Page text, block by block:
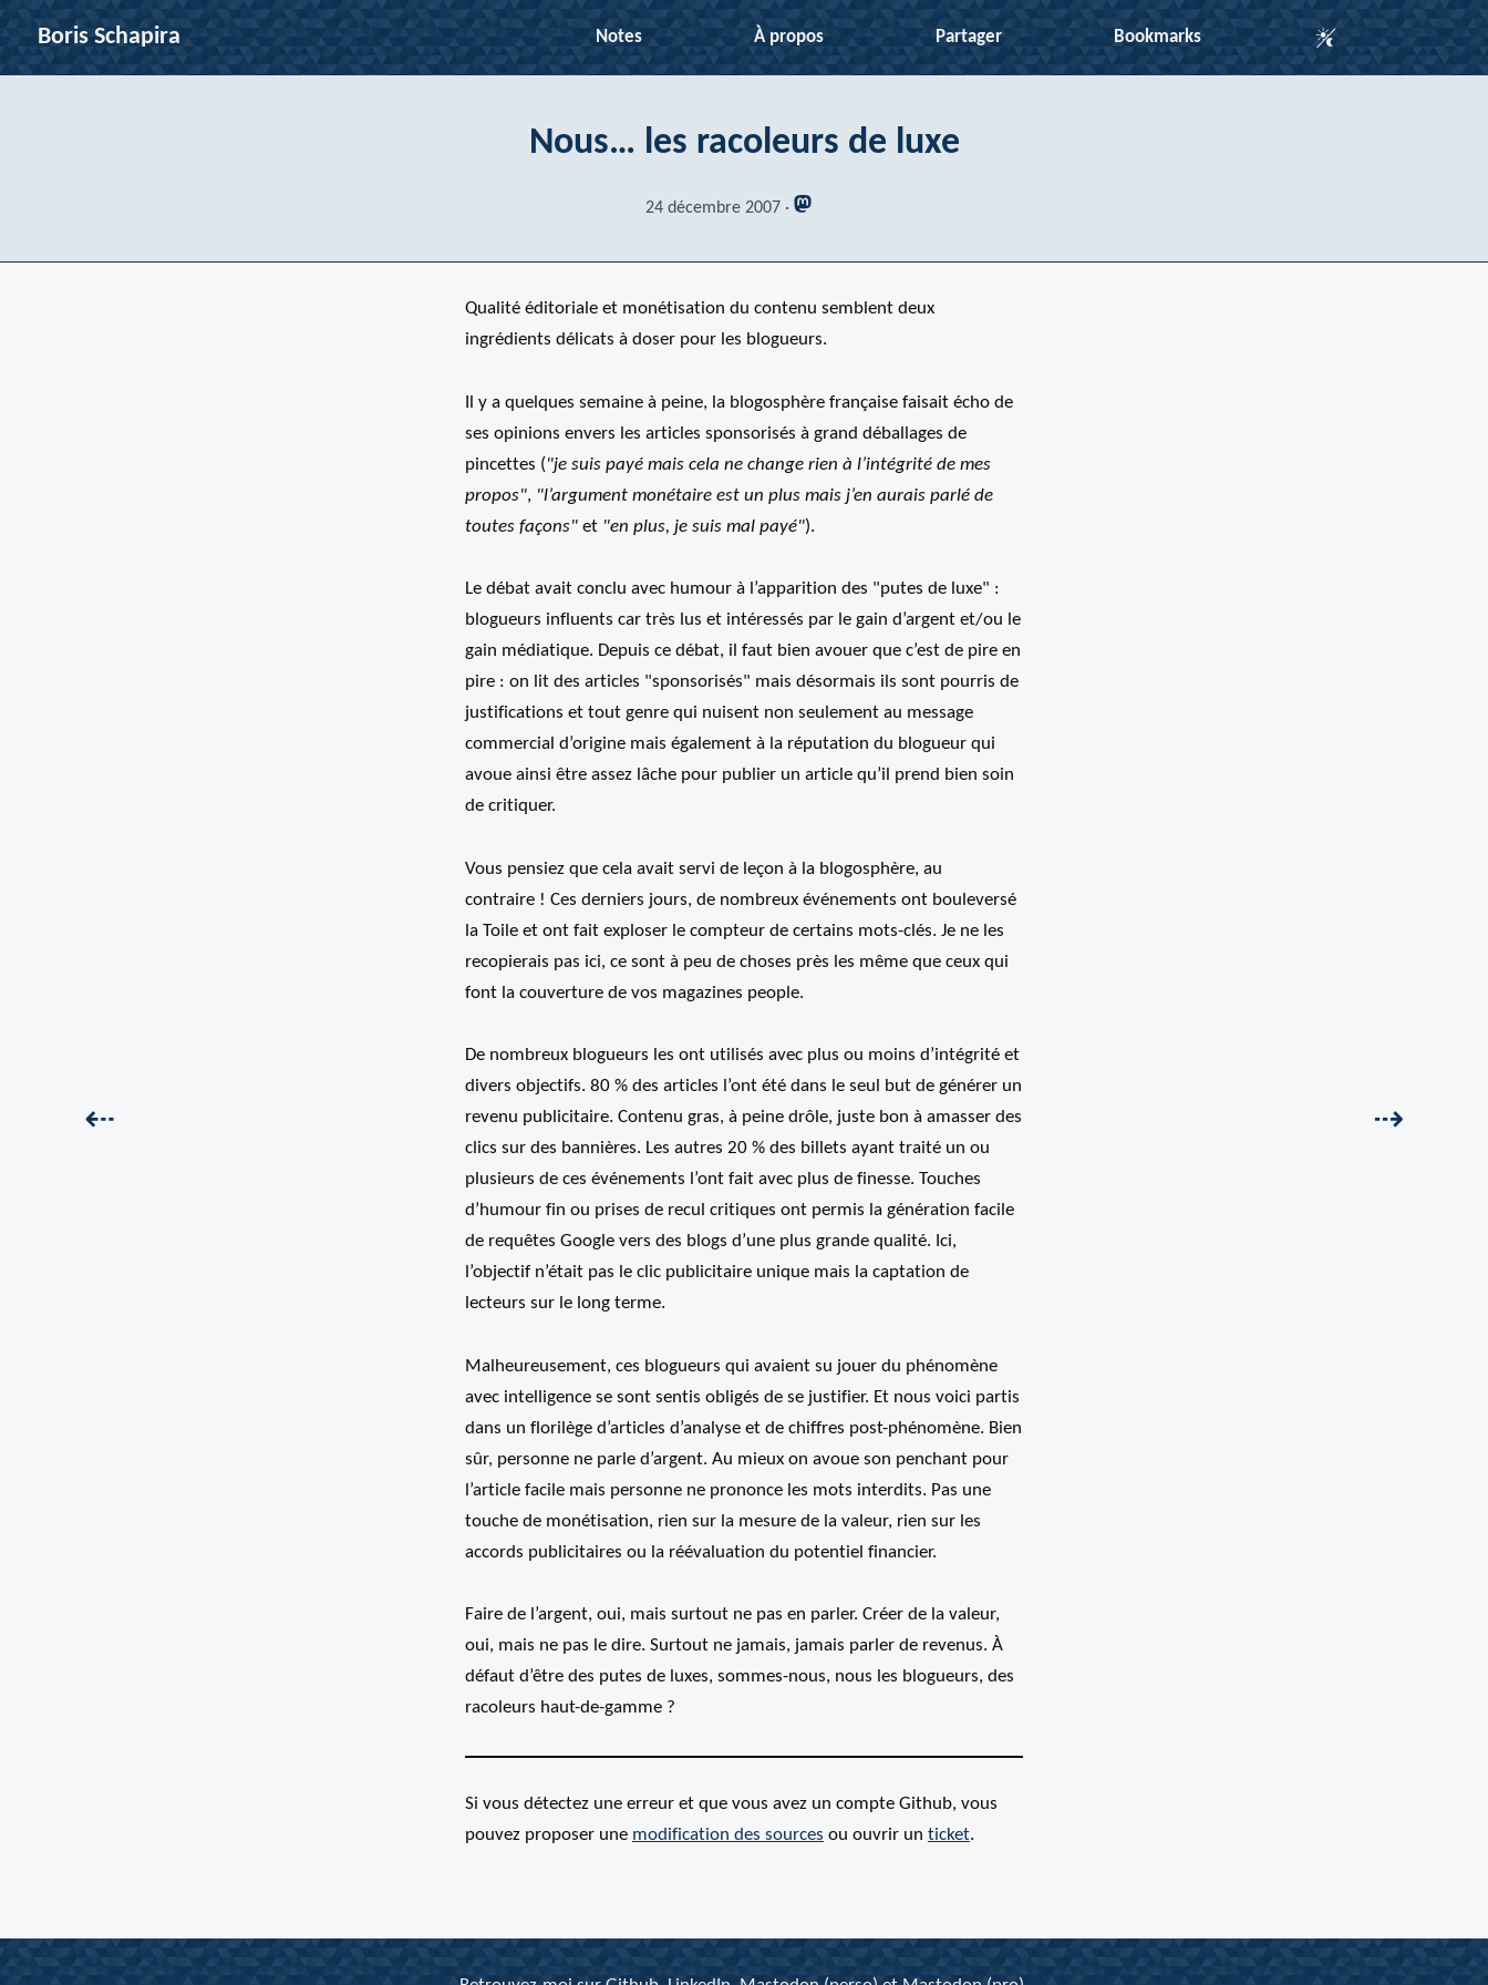
Boris Schapira Notes À propos Partager Bookmarks Auto Mode
Nous… les racoleurs de luxe
24 décembre 2007
Qualité éditoriale et monétisation du contenu semblent deux
ingrédients délicats à doser pour les blogueurs.
Il y a quelques semaine à peine, la blogosphère française faisait écho de
ses opinions envers les articles sponsorisés à grand déballages de
pincettes ("je suis payé mais cela ne change rien à l’intégrité de mes
propos", "l’argument monétaire est un plus mais j’en aurais parlé de
toutes façons"et "en plus, je suis mal payé").
Le débat avait conclu avec humour à l’apparition des "putes de luxe" :
blogueurs influents car très lus et intéressés par le gain d’argent et/ou le
gain médiatique. Depuis ce débat, il faut bien avouer que c’est de pire en
pire : on lit des articles "sponsorisés" mais désormais ils sont pourris de
justifications et tout genre qui nuisent non seulement au message
commercial d’origine mais également à la réputation du blogueur qui
avoue ainsi être assez lâche pour publier un article qu’il prend bien soin
de critiquer.
Vous pensiez que cela avait servi de leçon à la blogosphère, au
contraire ! Ces derniers jours, de nombreux événements ont bouleversé
la Toile et ont fait exploser le compteur de certains mots-clés. Je ne les
recopierais pas ici, ce sont à peu de choses près les même que ceux qui
font la couverture de vos magazines people.
De nombreux blogueurs les ont utilisés avec plus ou moins d’intégrité et
divers objectifs. 80 % des articles l’ont été dans le seul but de générer un
revenu publicitaire. Contenu gras, à peine drôle, juste bon à amasser des
clics sur des bannières. Les autres 20 % des billets ayant traité un ou
plusieurs de ces événements l’ont fait avec plus de finesse. Touches
d’humour fin ou prises de recul critiques ont permis la génération facile
de requêtes Google vers des blogs d’une plus grande qualité. Ici,
l’objectif n’était pas le clic publicitaire unique mais la captation de
lecteurs sur le long terme.
Malheureusement, ces blogueurs qui avaient su jouer du phénomène
avec intelligence se sont sentis obligés de se justifier. Et nous voici partis
dans un florilège d’articles d’analyse et de chiffres post-phénomène. Bien
sûr, personne ne parle d’argent. Au mieux on avoue son penchant pour
l’article facile mais personne ne prononce les mots interdits. Pas une
touche de monétisation, rien sur la mesure de la valeur, rien sur les
accords publicitaires ou la réévaluation du potentiel financier.
Faire de l’argent, oui, mais surtout ne pas en parler. Créer de la valeur,
oui, mais ne pas le dire. Surtout ne jamais, jamais parler de revenus. À
défaut d’être des putes de luxes, sommes-nous, nous les blogueurs, des
racoleurs haut-de-gamme ?
Si vous détectez une erreur et que vous avez un compte Github, vous
pouvez proposer une modification des sources ou ouvrir un ticket.
Précédent :
⇠ ⇢